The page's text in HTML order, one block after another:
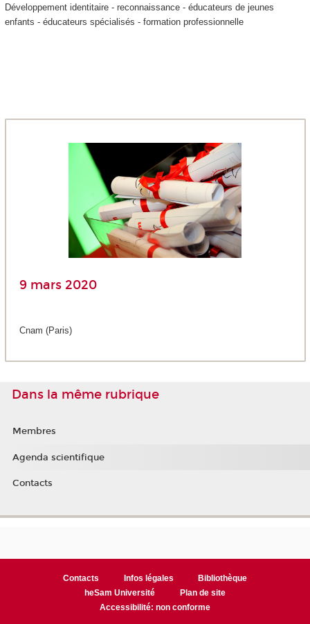
Développement identitaire - reconnaissance - éducateurs de jeunes
enfants - éducateurs spécialisés - formation professionnelle
9 mars 2020
Cnam (Paris)
Dans la même rubrique
Membres
Agenda scientifique
Contacts
Contacts Infos légales
Bibliothèque
heSam Université
Plan de site
Accessibilité: non conforme